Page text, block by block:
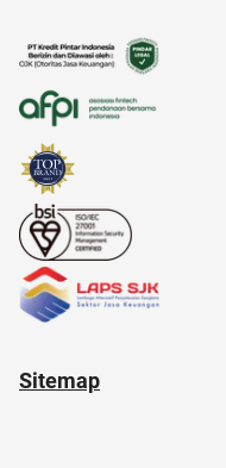
amazon prime indonesia
air
Sitemap